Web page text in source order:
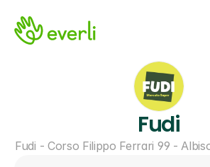
Fudi
Fudi - Corso Filippo Ferrari 99 -